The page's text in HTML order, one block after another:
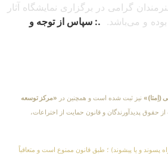
گرامی در برگزاری نمایشگاه آثار
بوده و می‌باشد. .: سپاس از توجه و
(اِمتا)» نیز ثبت شده است و همچنین در «مرکز توسعه
حمایت از حقوق پدیدآورندگان و قانون حمایت از اختراعات،
پسوند و یا پیشوند) ؛ طبق قانون ممنوع است و متعاقباً